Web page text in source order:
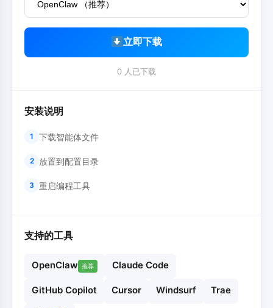
立即下载
0 人已下载
安装说明
1 下载智能体文件
2 放置到配置目录
3 重启编程工具
支持的工具
OpenClaw 推荐 Claude Code
GitHub Copilot Cursor Windsurf Trae